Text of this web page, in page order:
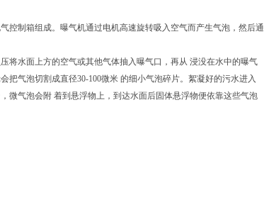
控制箱组成。曝气机通过电机高速旋转吸入空气而产生气泡，然后通
将水面上方的空气或其他气体抽入曝气口，再从 浸没在水中的曝气
气泡切割成直径30-100微米 的细小气泡碎片。絮凝好的污水进入
微气泡会附 着到悬浮物上，到达水面后固体悬浮物便依靠这些气泡